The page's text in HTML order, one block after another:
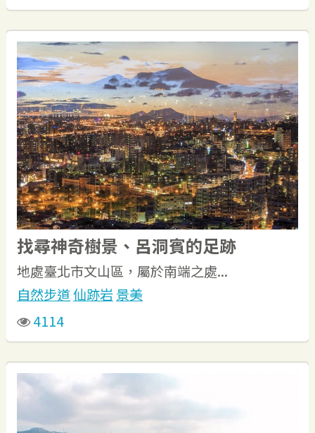
找尋神奇樹景、呂洞賓的足跡
地處臺北市文山區，屬於南端之處...
自然步道仙跡岩景美
4114